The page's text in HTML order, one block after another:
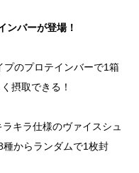
ンバーが登場！
のプロテインバーで1箱
摂取できる！
キラ仕様のヴァイスシュ
からランダムで1枚封